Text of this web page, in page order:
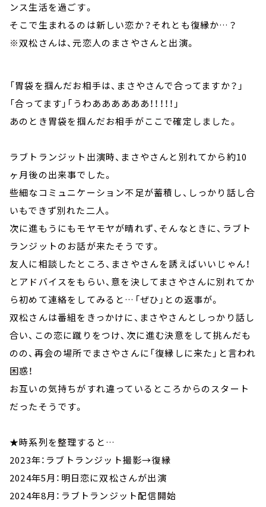
ンス生活を過ごす。
そこで生まれるのは新しい恋か？それとも復縁か…？
※双松さんは、元恋人のまさやさんと出演。
「胃袋を掴んだお相手は、まさやさんで合ってますか？」
「合ってます」「うわああああああ！！！！！」
あのとき胃袋を掴んだお相手がここで確定しました。
ラブトランジット出演時、まさやさんと別れてから約10
ヶ月後の出来事でした。
些細なコミュニケーション不足が蓄積し、しっかり話し合
いもできず別れた二人。
次に進もうにもモヤモヤが晴れず、そんなときに、ラブト
ランジットのお話が来たそうです。
友人に相談したところ、まさやさんを誘えばいいじゃん！
とアドバイスをもらい、意を決してまさやさんに別れてか
ら初めて連絡をしてみると…「ぜひ」との返事が。
双松さんは番組をきっかけに、まさやさんとしっかり話し
合い、この恋に蹴りをつけ、次に進む決意をして挑んだも
のの、再会の場所でまさやさんに「復縁しに来た」と言われ
困惑！
お互いの気持ちがすれ違っているところからのスタート
だったそうです。
★時系列を整理すると…
2023年：ラブトランジット撮影→復縁
2024年5月：明日恋に双松さんが出演
2024年8月：ラブトランジット配信開始